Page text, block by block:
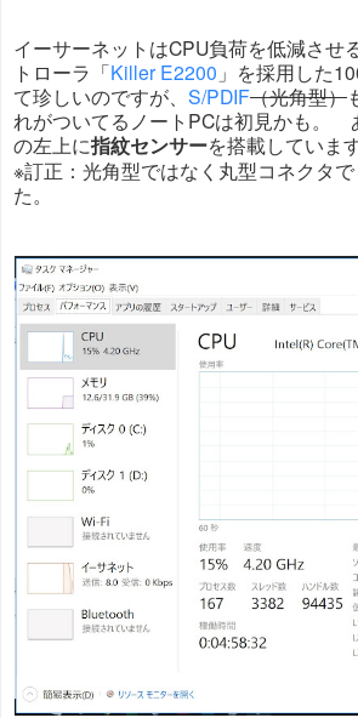
イーサーネットはCPU負荷を低減させ
トローラ「Killer E2200 」を採用した
て珍しいのですが、 S/PDIF（光角型）
れがついてるノートPCは初見かも。
の左上に指紋センサーを搭載しています
※訂正：光角型ではなく丸型コネクタ
た。